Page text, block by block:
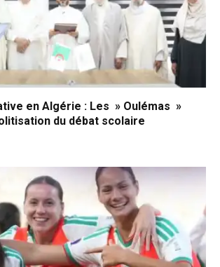
en Algérie : Les » Oulémas »
du débat scolaire